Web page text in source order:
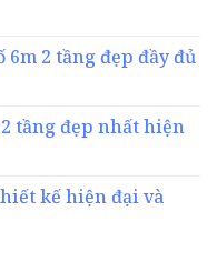
2 tầng đẹp đầy đủ
tầng đẹp nhất hiện
kế hiện đại và